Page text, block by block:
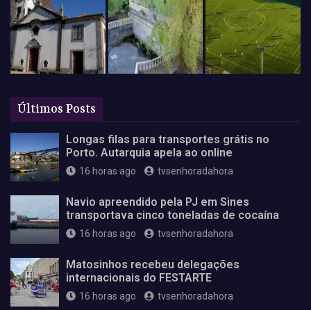
Últimos Posts
Longas filas para transportes grátis no
Porto. Autarquia apela ao online
16 horas ago tvsenhoradahora
Navio apreendido pela PJ em Sines
transportava cinco toneladas de cocaína
16 horas ago tvsenhoradahora
Matosinhos recebeu delegações
internacionais do FESTARTE
16 horas ago tvsenhoradahora